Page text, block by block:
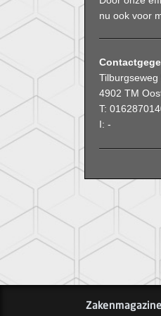
nu ook voor
4902 TM
T:
I: -